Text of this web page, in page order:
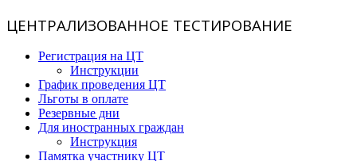
ЦЕНТРАЛИЗОВАННОЕ ТЕСТИРОВАНИЕ
Регистрация на ЦТ
Инструкции
График проведения ЦТ
Льготы в оплате
Резервные дни
Для иностранных граждан
Инструкция
Памятка участнику ЦТ